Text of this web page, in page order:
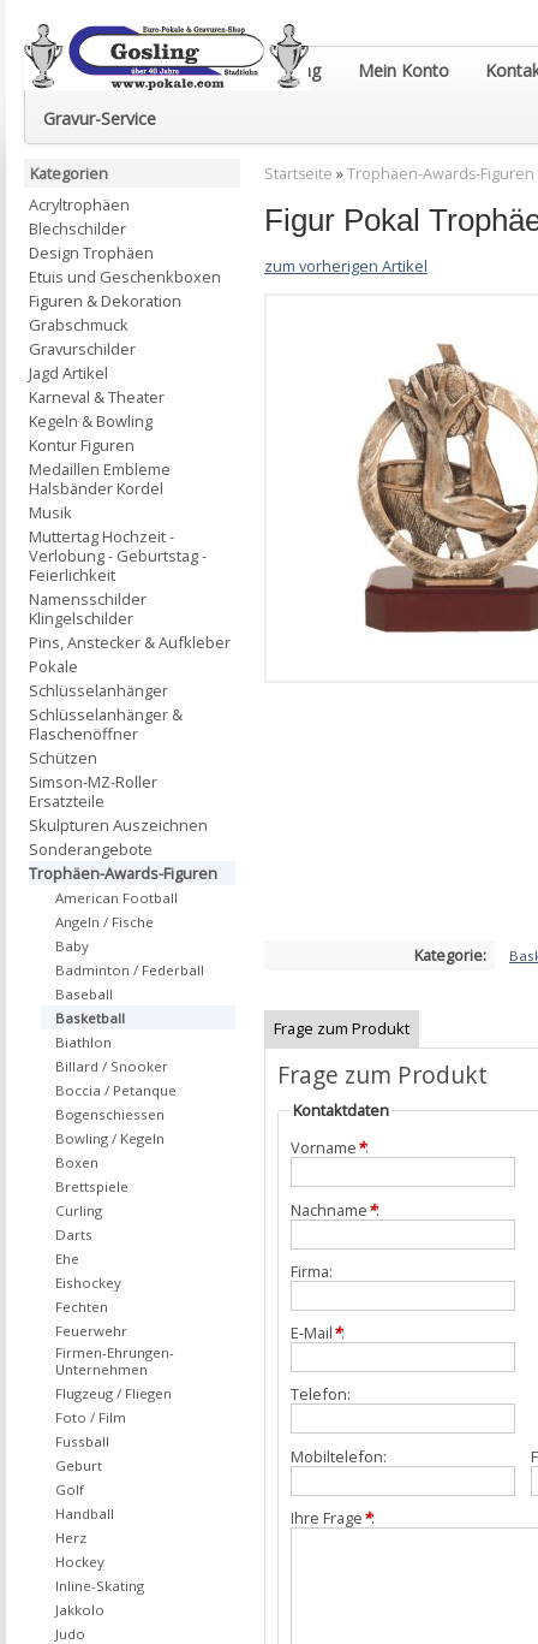
Euro-Pokale & Gravur-Shop Gosling Mein Konto
Gravur-Service
Startseite »Trophäen-Awards-Figuren
Figur Pokal
zum vorherigen Artikel
Kategorie:
Frage zum Produkt
Frage zum Produkt
Kontaktdaten
Vorname*:
Nachname*:
Firma:
E-Mail*:
Telefon:
Mobiltelefon:
Ihre Frage*:
Kategorien
Acryltrophäen
Blechschilder
Design Trophäen
Etuis und Geschenkboxen
Figuren & Dekoration
Grabschmuck
Gravurschilder
Jagd Artikel
Karneval & Theater
Kegeln & Bowling
Kontur Figuren
Medaillen Embleme
Halsbänder Kordel
Musik
Muttertag Hochzeit -
Verlobung - Geburtstag -
Feierlichkeit
Namensschilder
Klingelschilder
Pins, Anstecker & Aufkleber
Pokale
Schlüsselanhänger
Schlüsselanhänger &
Flaschenöffner
Schützen
Simson-MZ-Roller
Ersatzteile
Skulpturen Auszeichnen
Sonderangebote
Trophäen-Awards-Figuren
American Football
Angeln / Fische
Baby
Badminton / Federball
Baseball
Basketball
Biathlon
Billard / Snooker
Boccia / Petanque
Bogenschiessen
Bowling / Kegeln
Boxen
Brettspiele
Curling
Darts
Ehe
Eishockey
Fechten
Feuerwehr
Firmen-Ehrungen-
Unternehmen
Flugzeug / Fliegen
Foto / Film
Fussball
Geburt
Golf
Handball
Herz
Hockey
Inline-Skating
Jakkolo
Judo